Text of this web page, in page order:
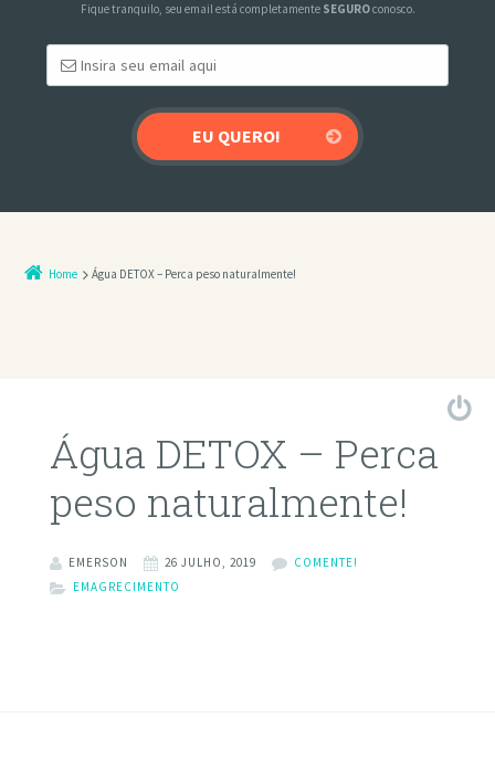
Fique tranquilo, seu email está completamente SEGUROconosco.
Home Água DETOX – Perca peso naturalmente!
Água DETOX – Perca
peso naturalmente!
EMERSON 26 JULHO, 2019
COMENTE!
EMAGRECIMENTO